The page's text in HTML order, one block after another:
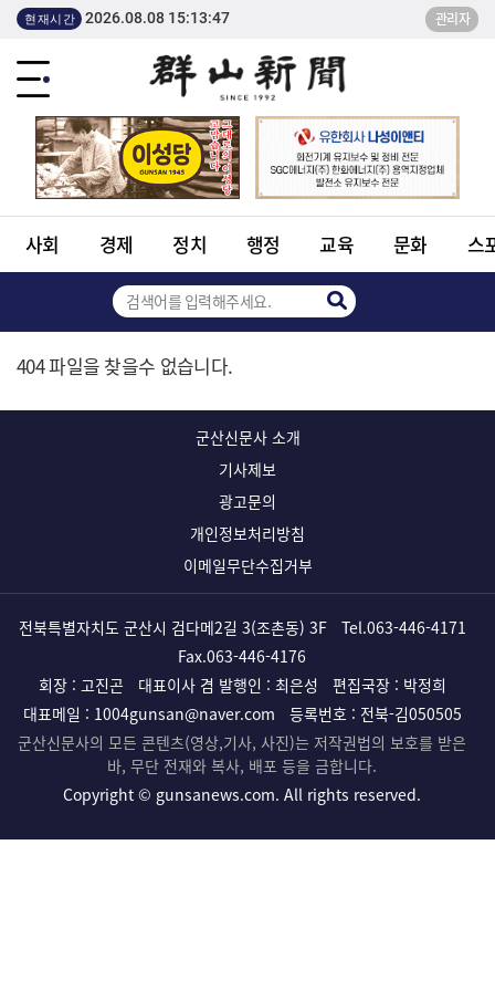
현재시간 2026.08.08 15:13:47 관리자
사회 경제 정치 행정 교육 문화 스
404 파일을 찾을수 없습니다.
군산신문사 소개
기사제보
광고문의
개인정보처리방침
이메일무단수집거부
전북특별자치도 군산시 검다메2길 3(조촌동) 3F Tel.063-446-4171
Fax.063-446-4176
회장 : 고진곤
대표이사 겸 발행인 : 최은성
편집국장 : 박정희
대표메일 : 1004gunsan@naver.com
등록번호 : 전북-김050505
군산신문사의 모든 콘텐츠(영상,기사, 사진)는 저작권법의 보호를 받은
바, 무단 전재와 복사, 배포 등을 금합니다.
Copyright © gunsanews.com. All rights reserved.